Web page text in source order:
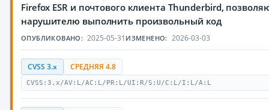
Firefox ESR и почтового клиента Thunderbird,
нарушителю выполнить произвольный код
ОПУБЛИКОВАНО: 2025-05-31 ИЗМЕНЕНО: 2026-03-03
CVSS 3.x СРЕДНЯЯ 4.8
CVSS:3.x/AV:L/AC:L/PR:L/UI:R/S:U/C:L/I:L/A:L